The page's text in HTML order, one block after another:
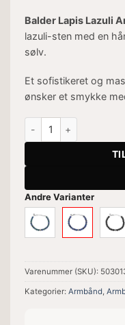
Balder Lapis Lazuli
lazuli-sten med en
sølv.
Et sofistikeret og
ønsker et smykke
Balder Lapis Lazuli
Andre Varianter
Varenummer (SKU):
Kategorier: Armbånd,